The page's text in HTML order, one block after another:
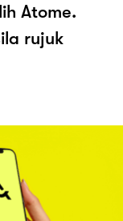
Atome.
rujuk